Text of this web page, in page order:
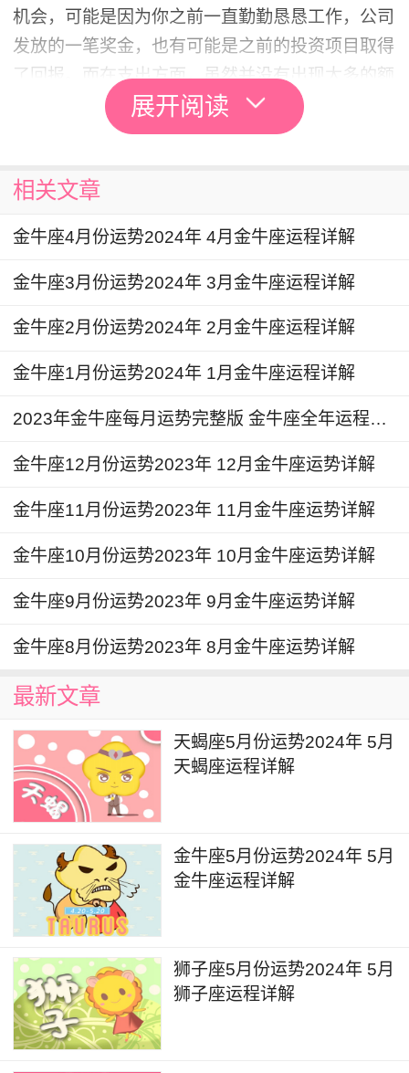
机会，可能是因为你之前一直勤勤恳恳工作，公司
发放的一笔奖金，也有可能是之前的投资项目取得
了回报。而在支出方面，虽然并没有出现太多的额
外支出，但是花钱也不要大手大脚的，日常生活中
要养成控制自己开支的习惯，避免不必要的浪费。
金牛座2024年5月偏财运运势
总的来说金牛座2024年5月偏财运并不是很顺
险或者盲目地相信他人的建议，一定要深入了解投
资行业的信息之后再去下手，否则很容易给自己带
说，关系并不是很和谐，可能因为一些日常生活中
的小事，而出现一些摩擦和冲突，如果没有及时的
手的后果。而对于单身的金牛座而言，本月脱单的
可能性仍然不小，可以多外出参加社交活动，但是
时间去了解对方，相信你们的感情会更加的和谐和
在健康方面，虽然金牛座本月并不会有什么疾
病的困恼，但是也要注意保持自己身体和心理的健
以通过适度的运动或者外出游玩来缓解我们心理上
的压力。同时也要保证充分的休息时间，注意饮食
健康，保持规律的生活方式，才能有助于提升你的
展开阅读
相关文章
金牛座4月份运势2024年 4月金牛座运程详解
金牛座3月份运势2024年 3月金牛座运程详解
金牛座2月份运势2024年 2月金牛座运程详解
金牛座1月份运势2024年 1月金牛座运程详解
2023年金牛座每月运势完整版 金牛座全年运程详解
金牛座12月份运势2023年 12月金牛座运势详解
金牛座11月份运势2023年 11月金牛座运势详解
金牛座10月份运势2023年 10月金牛座运势详解
金牛座9月份运势2023年 9月金牛座运势详解
金牛座8月份运势2023年 8月金牛座运势详解
最新文章
天蝎座5月份运势2024年 5月
天蝎座运程详解
金牛座5月份运势2024年 5月
金牛座运程详解
狮子座5月份运势2024年 5月
狮子座运程详解